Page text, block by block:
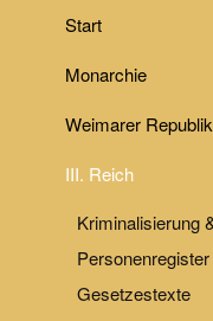
Start
Monarchie
Weimarer Republik
III. Reich
Kriminalisierung
Personenregister
Gesetzestexte